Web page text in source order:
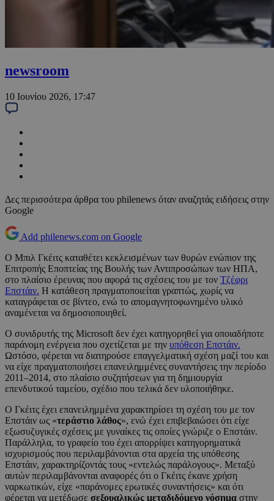
newsroom
10 Ιουνίου 2026, 17:47
Δες περισσότερα άρθρα του philenews όταν αναζητάς ειδήσεις στην
Google
Add philenews.com on Google
Ο Μπιλ Γκέιτς καταθέτει κεκλεισμένων των θυρών ενώπιον της
Επιτροπής Εποπτείας της Βουλής των Αντιπροσώπων των ΗΠΑ,
στο πλαίσιο έρευνας που αφορά τις σχέσεις του με τον Τζέφρι
Επστάιν. Η κατάθεση πραγματοποιείται γραπτώς, χωρίς να
καταγράφεται σε βίντεο, ενώ το απομαγνητοφωνημένο υλικό
αναμένεται να δημοσιοποιηθεί.
Ο συνιδρυτής της Microsoft δεν έχει κατηγορηθεί για οποιαδήποτε
παράνομη ενέργεια που σχετίζεται με την υπόθεση Επστάιν.
Ωστόσο, φέρεται να διατηρούσε επαγγελματική σχέση μαζί του και
να είχε πραγματοποιήσει επανειλημμένες συναντήσεις την περίοδο
2011–2014, στο πλαίσιο συζητήσεων για τη δημιουργία
επενδυτικού ταμείου, σχέδιο που τελικά δεν υλοποιήθηκε.
Ο Γκέιτς έχει επανειλημμένα χαρακτηρίσει τη σχέση του με τον
Επστάιν ως «τεράστιο λάθος», ενώ έχει επιβεβαιώσει ότι είχε
εξωσυζυγικές σχέσεις με γυναίκες τις οποίες γνώριζε ο Επστάιν.
Παράλληλα, το γραφείο του έχει απορρίψει κατηγορηματικά
ισχυρισμούς που περιλαμβάνονται στα αρχεία της υπόθεσης
Επστάιν, χαρακτηρίζοντάς τους «εντελώς παράλογους». Μεταξύ
αυτών περιλαμβάνονται αναφορές ότι ο Γκέιτς έκανε χρήση
ναρκωτικών, είχε «παράνομες ερωτικές συναντήσεις» και ότι
φέρεται να μετέδωσε σεξουαλικώς μεταδιδόμενο νόσημα στην